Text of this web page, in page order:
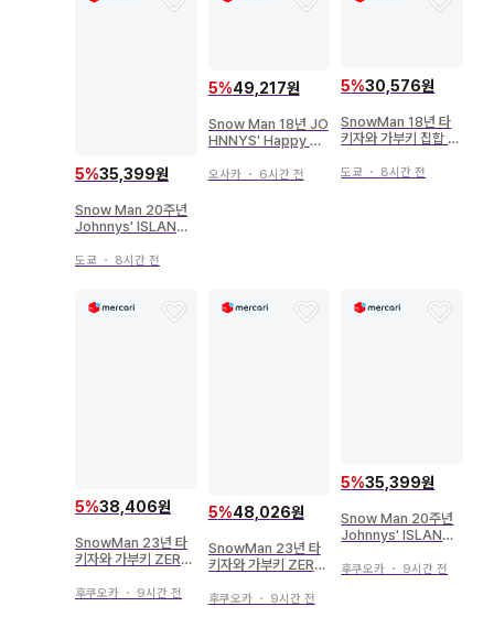
5%35,399원
Snow Man 20주년
Johnnys' ISLAND
아크릴 스탠드 *여름
도쿄 ・ 8시간 전
5%49,217원
Snow Man 18년 JO
HNNYS' Happy Ne
와모토 테루 오리지널
오사카・ 6시간 전
5%30,576원
SnowMan 18년 타
키자와 가부키 집합 대
도쿄 ・ 8시간 전
5%38,406원
SnowMan 23년 타
키자와 가부키 ZERO
아크릴 스탠드
후쿠오카 ・ 9시간 전
5%48,026원
SnowMan 23년 타
키자와 가부키 ZERO
릴 스탠드
후쿠오카・ 9시간 전
5%35,399원
Snow Man 20주년
Johnnys' ISLAND
아크릴 스탠드 2)화
후쿠오카 ・ 9시간 전